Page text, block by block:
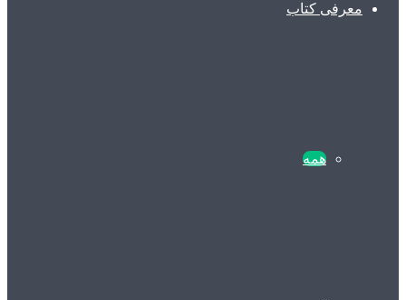
معرفی کتاب
همه